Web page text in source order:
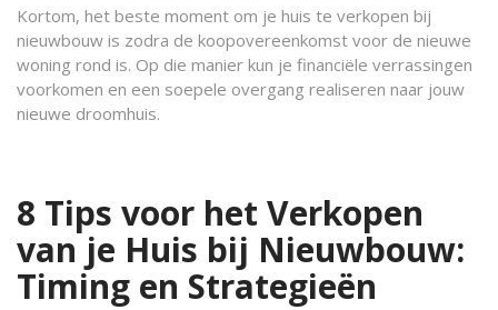
Kortom, het beste moment om je huis te verkopen bij
nieuwbouw is zodra de koopovereenkomst voor de nieuwe
woning rond is. Op die manier kun je financiële verrassingen
voorkomen en een soepele overgang realiseren naar jouw
nieuwe droomhuis.
8 Tips voor het Verkopen
van je Huis bij Nieuwbouw:
Timing en Strategieën